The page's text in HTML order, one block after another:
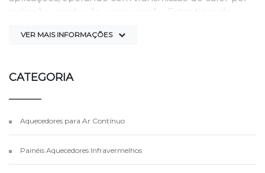
radiação, condução e convecção. Estes tipos de
Zien, o que garante um controle maior no
produtividade para o seu processo industrial.
VER MAIS INFORMAÇÕES
CATEGORIA
Aquecedores para Ar Contínuo
Painéis Aquecedores Infravermelhos